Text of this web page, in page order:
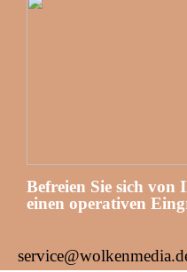
Befreien Sie sich von
einen operativen